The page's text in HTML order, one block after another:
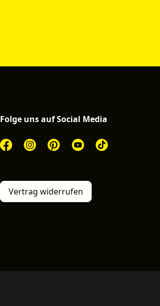
Folge uns auf Social Media
Vertrag widerrufen